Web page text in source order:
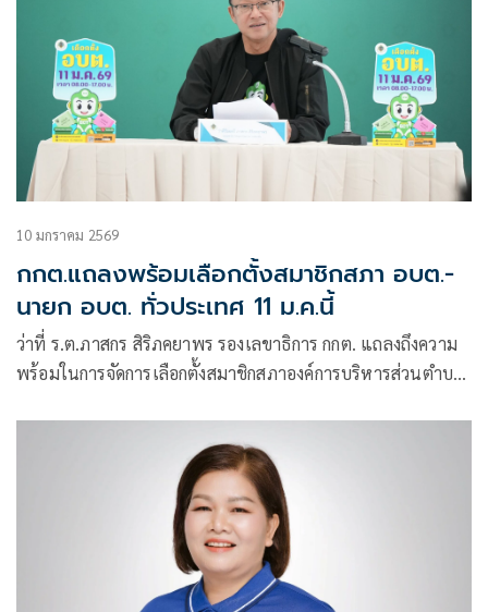
10 มกราคม 2569
กกต.แถลงพร้อมเลือกตั้งสมาชิกสภา อบต.-
นายก อบต. ทั่วประเทศ 11 ม.ค.นี้
ว่าที่ ร.ต.ภาสกร สิริภคยาพร รองเลขาธิการ กกต. แถลงถึงความ
พร้อมในการจัดการเลือกตั้งสมาชิกสภาองค์การบริหารส่วนตำบล
วัสดุอุปกรณ์ รวมทั้งการเตรียมความพร้อมการจัดหน่วยเลือกตั้ง